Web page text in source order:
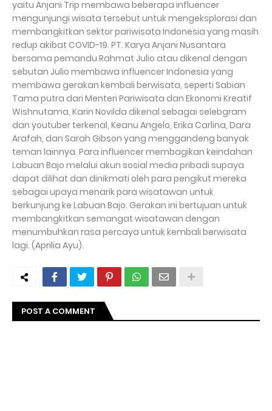
yaitu Anjani Trip membawa beberapa influencer
mengunjungi wisata tersebut untuk mengeksplorasi dan
membangkitkan sektor pariwisata Indonesia yang masih
redup akibat COVID-19. PT. Karya Anjani Nusantara
bersama pemandu Rahmat Julio atau dikenal dengan
sebutan Julio membawa influencer Indonesia yang
membawa gerakan kembali berwisata, seperti Sabian
Tama putra dari Menteri Pariwisata dan Ekonomi Kreatif
Wishnutama, Karin Novilda dikenal sebagai selebgram
dan youtuber terkenal, Keanu Angelo, Erika Carlina, Dara
Arafah, dan Sarah Gibson yang menggandeng banyak
teman lainnya. Para influencer membagikan keindahan
Labuan Bajo melalui akun sosial media pribadi supaya
dapat dilihat dan dinikmati oleh para pengikut mereka
sebagai upaya menarik para wisatawan untuk
berkunjung ke Labuan Bajo. Gerakan ini bertujuan untuk
membangkitkan semangat wisatawan dengan
menumbuhkan rasa percaya untuk kembali berwisata
lagi. (Aprilia Ayu).
POST A COMMENT